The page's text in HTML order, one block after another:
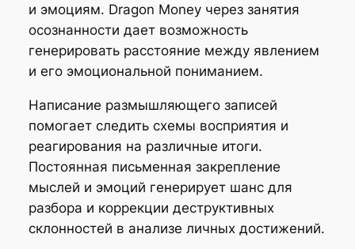
и эмоциям. Dragon Money через занятия
осознанности дает возможность
генерировать расстояние между явлением
и его эмоциональной пониманием.
Написание размышляющего записей
помогает следить схемы восприятия и
реагирования на различные итоги.
Постоянная письменная закрепление
мыслей и эмоций генерирует шанс для
разбора и коррекции деструктивных
склонностей в анализе личных достижений.